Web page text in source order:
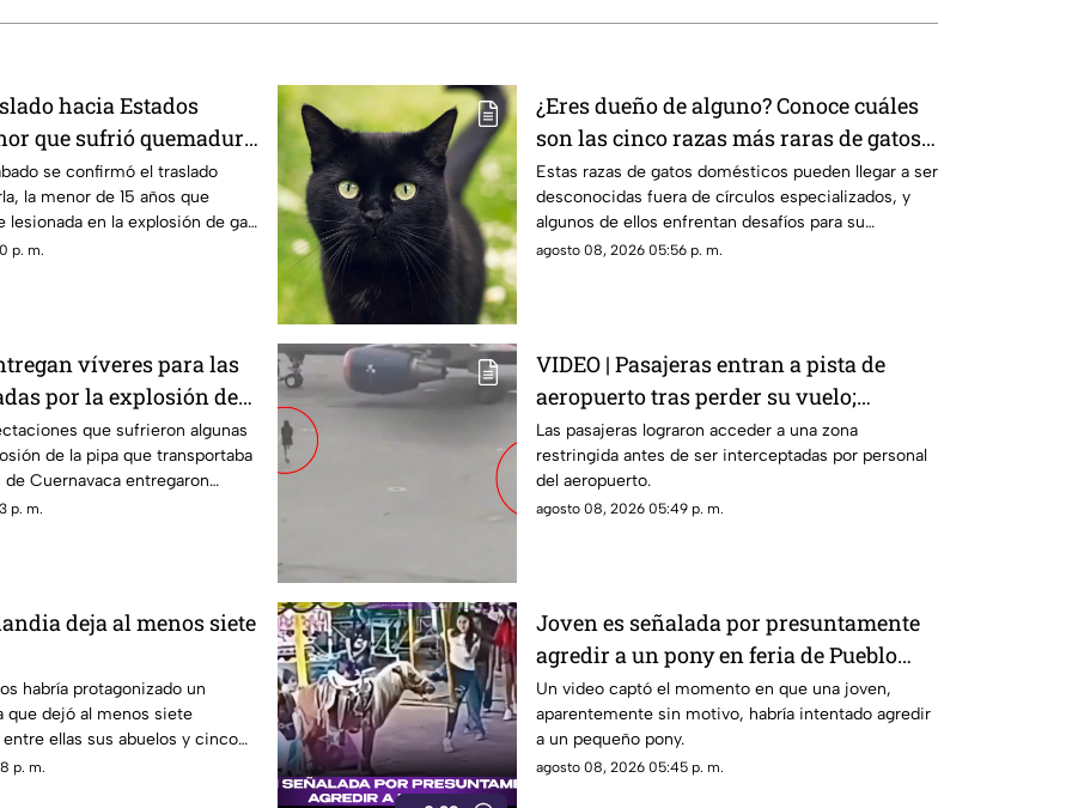
hacia Estados
que sufrió quemadura
de gas LP en
se confirmó el traslado
la menor de 15 años que
lesionada en la explosión de gas
p. m.
¿Eres dueño de alguno? Conoce cuáles
son las cinco razas más raras de gatos
domésticos en todo el mundo
Estas razas de gatos domésticos pueden llegar a ser
desconocidas fuera de círculos especializados, y
algunos de ellos enfrentan desafíos para su
preservación.
agosto 08, 2026 05:56 p. m.
víveres para las
por la explosión de
que sufrieron algunas
de la pipa que transportaba
de Cuernavaca entregaron
p. m.
VIDEO | Pasajeras entran a pista de
aeropuerto tras perder su vuelo;
autoridades logran detenerlas
Las pasajeras lograron acceder a una zona
restringida antes de ser interceptadas por personal
del aeropuerto.
agosto 08, 2026 05:49 p. m.
deja al menos siete
habría protagonizado un
que dejó al menos siete
ellas sus abuelos y cinco
p. m.
Joven es señalada por presuntamente
agredir a un pony en feria de Pueblo
Mágico
Un video captó el momento en que una joven,
aparentemente sin motivo, habría intentado agredir
a un pequeño pony.
agosto 08, 2026 05:45 p. m.